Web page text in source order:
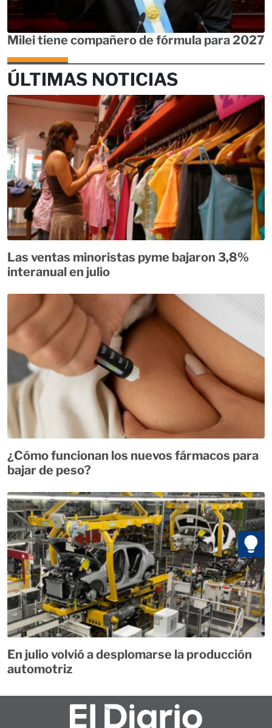
Milei tiene compañero de fórmula para 2027
ÚLTIMAS NOTICIAS
Las ventas minoristas pyme bajaron 3,8%
interanual en julio
¿Cómo funcionan los nuevos fármacos para
bajar de peso?
En julio volvió a desplomarse la producción
automotriz